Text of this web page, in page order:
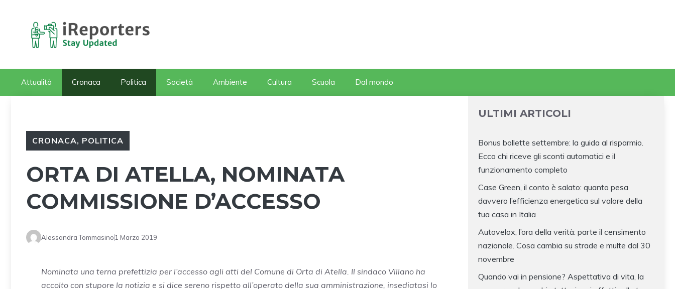
contenuto
Attualità Cronaca Politica Società Ambiente Cultura Scuola Dal mondo
CRONACA, POLITICA
ORTA DI ATELLA, NOMINATA
COMMISSIONE D’ACCESSO
Alessandra Tommasino 1 Marzo 2019
Nominata una terna prefettizia per l’accesso agli atti del Comune di Orta di Atella. Il sindaco Villano ha
accolto con stupore la notizia e si dice sereno rispetto all’operato della sua amministrazione, insediatasi lo
ULTIMI ARTICOLI
Bonus bollette settembre: la guida al risparmio.
Ecco chi riceve gli sconti automatici e il
funzionamento completo
Case Green, il conto è salato: quanto pesa
davvero l’efficienza energetica sul valore della
tua casa in Italia
Autovelox, l’ora della verità: parte il censimento
nazionale. Cosa cambia su strade e multe dal 30
novembre
Quando vai in pensione? Aspettativa di vita, la